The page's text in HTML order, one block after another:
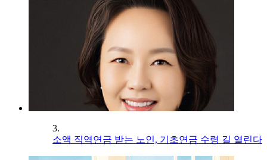
3.
소액 직역연금 받는 노인, 기초연금 수령 길 열린다